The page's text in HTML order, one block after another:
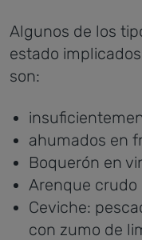
Algunos de los
estado
son:
ahumados en
Boquerón en
Arenque crudo
Ceviche:
con zumo de